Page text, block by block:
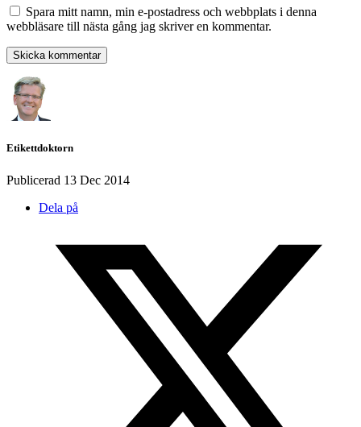
Spara mitt namn, min e-postadress och webbplats i denna
webbläsare till nästa gång jag skriver en kommentar.
Etikettdoktorn
Publicerad 13 Dec 2014
Dela på